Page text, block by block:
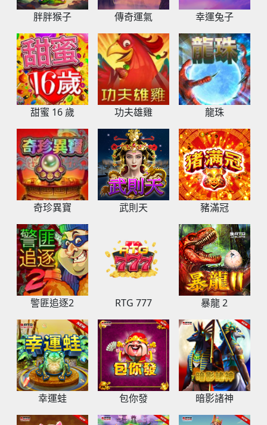
胖胖猴子 傳奇運氣 幸運兔子
甜蜜 16 歲 功夫雄雞 龍珠
奇珍異寶 武則天 豬滿冠
警匪追逐2 RTG 777 暴龍 2
幸運蛙 包你發 暗影諸神